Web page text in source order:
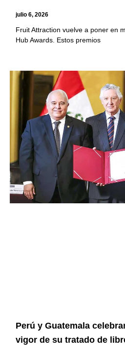
julio 6, 2026
Fruit Attraction vuelve a poner en
Hub Awards. Estos premios
Perú y Guatemala
vigor de su tratado de